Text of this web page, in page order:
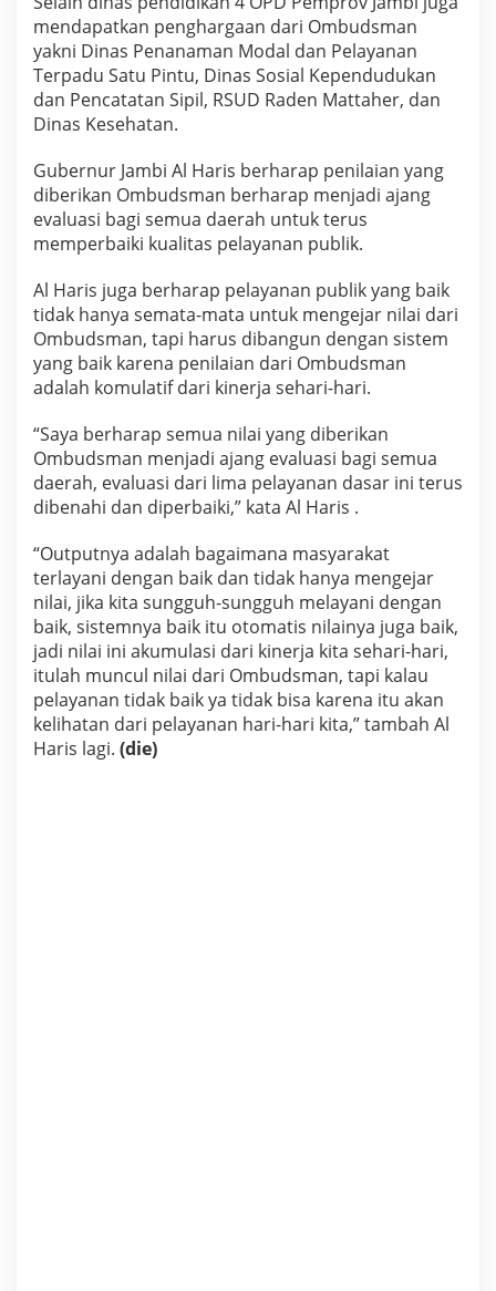
mendapatkan penghargaan dari Ombudsman
yakni Dinas Penanaman Modal dan Pelayanan
Terpadu Satu Pintu, Dinas Sosial Kependudukan
dan Pencatatan Sipil, RSUD Raden Mattaher, dan
Dinas Kesehatan.
Gubernur Jambi Al Haris berharap penilaian yang
diberikan Ombudsman berharap menjadi ajang
evaluasi bagi semua daerah untuk terus
memperbaiki kualitas pelayanan publik.
Al Haris juga berharap pelayanan publik yang baik
tidak hanya semata-mata untuk mengejar nilai dari
Ombudsman, tapi harus dibangun dengan sistem
yang baik karena penilaian dari Ombudsman
adalah komulatif dari kinerja sehari-hari.
“Saya berharap semua nilai yang diberikan
Ombudsman menjadi ajang evaluasi bagi semua
daerah, evaluasi dari lima pelayanan dasar ini terus
dibenahi dan diperbaiki,” kata Al Haris .
“Outputnya adalah bagaimana masyarakat
terlayani dengan baik dan tidak hanya mengejar
nilai, jika kita sungguh-sungguh melayani dengan
baik, sistemnya baik itu otomatis nilainya juga baik,
jadi nilai ini akumulasi dari kinerja kita sehari-hari,
itulah muncul nilai dari Ombudsman, tapi kalau
pelayanan tidak baik ya tidak bisa karena itu akan
kelihatan dari pelayanan hari-hari kita,” tambah Al
Haris lagi. (die)